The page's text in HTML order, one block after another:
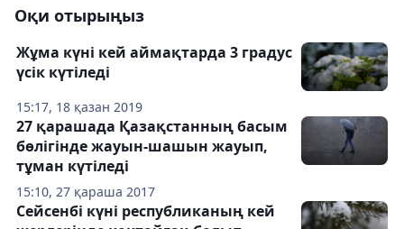
Оқи отырыңыз
15:17, 18 қазан 2019
Жұма күні кей аймақтарда 3 градус
үсік күтіледі
15:10, 27 қараша 2017
27 қарашада Қазақстанның басым
бөлігінде жауын-шашын жауып,
тұман күтіледі
Сейсенбі күні республиканың кей